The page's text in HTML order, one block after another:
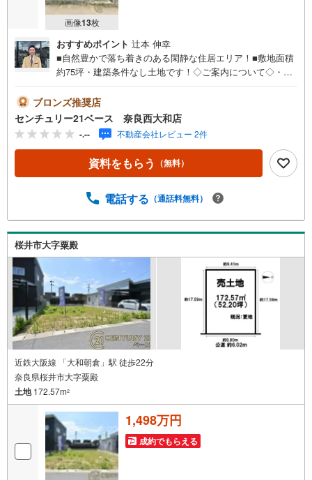
画像13枚
おすすめポイント 辻本 伸幸
■自然豊かで落ち着きのある閑静な住居エリア！■敷地面積
約75坪・建築条件なし土地です！◇ご案内について◇・水
可！・今から見たい！というお声にもご対応できます！◇
住宅ローンもお任せください！◇・提携銀行多数あり（地
方銀行・都市銀行・信用金庫etc）・優遇後適用金利 0.87
5％～（審査内容により異なります）--- ◇◇ Yahoo！不動
産キャンペーン対象店舗 ◇◇ ----当店で物件を成約いただ
くとPayPayボーナスライトがもらえる【Yahoo！不動産/物
う」「見学予約をする」からエントリーください。※必ずY
い。-----------------------------
ブロンズ推奨店
センチュリー21ベース 奈良西大和店
-.-- 不動産会社レビュー 2件
資料をもらう （無料）
電話する （通話料無料）
桜井市大字粟殿
近鉄大阪線 「大和朝倉」駅 徒歩22分
奈良県桜井市大字粟殿
土地172.57m2
1,498万円
成約でもらえる